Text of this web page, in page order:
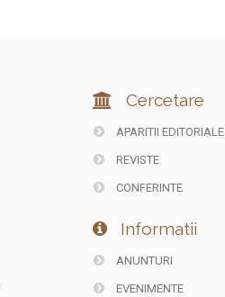
Cercetare
APARITII EDITORIALE
REVISTE
CONFERINTE
Informatii
ANUNTURI
EVENIMENTE